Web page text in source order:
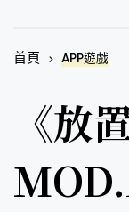
首頁 APP遊戲
《放